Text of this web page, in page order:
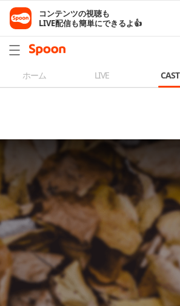
コンテンツの視聴も
LIVE配信も簡単にできるよ👍
ホーム LIVE CAST